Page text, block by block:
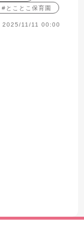
#とことこ保育園
2025/11/11 00:00